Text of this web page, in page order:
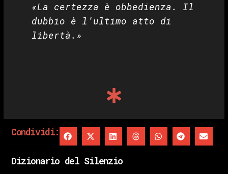
«La certezza è obbedienza. Il
dubbio è l’ultimo atto di
libertà.»
Condividi:
Dizionario del Silenzio